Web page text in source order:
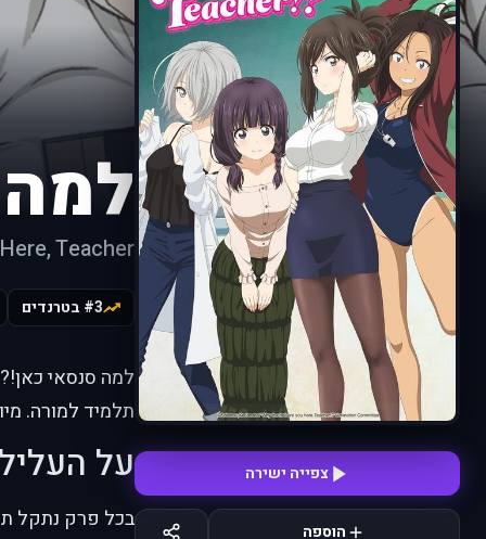
צפייה ישירה
הוספה
Teacher!?
#3 בטרנדים
למה סנסאי
תלמיד למורה.
על
בכל פרק נתקל